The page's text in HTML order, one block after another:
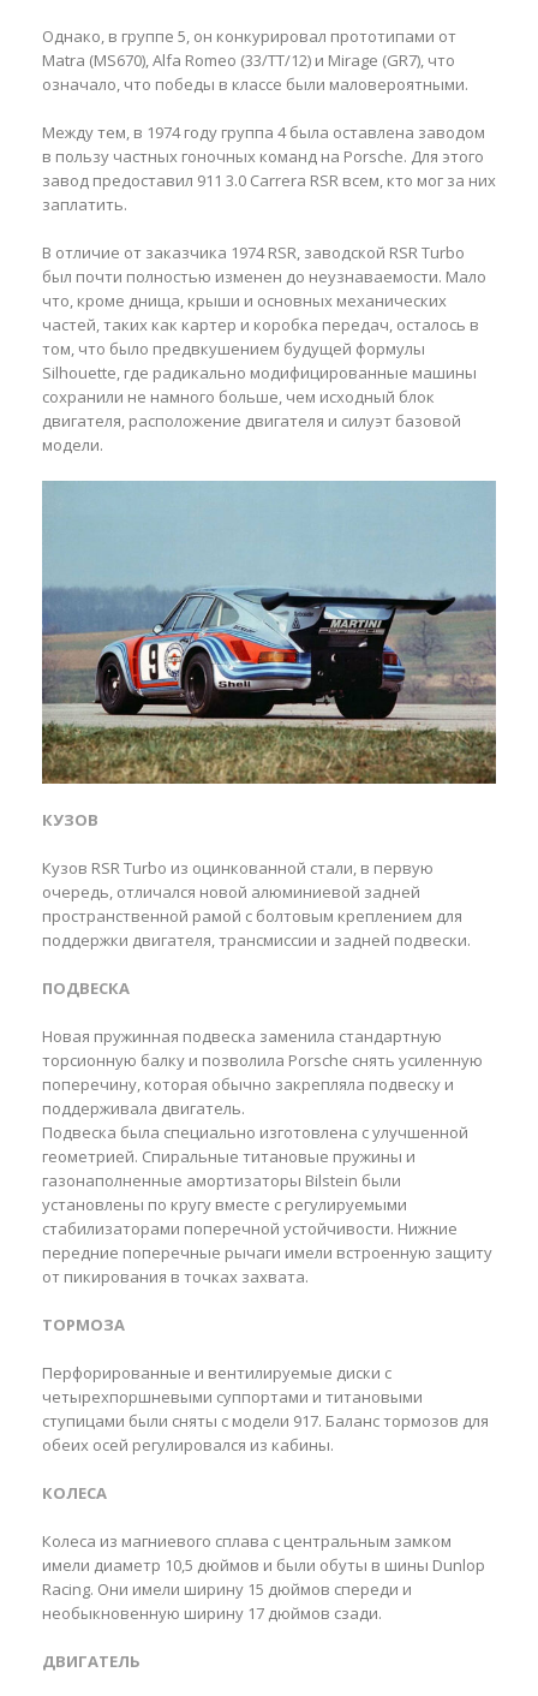
Однако, в группе 5, он конкурировал прототипами от
Matra (MS670), Alfa Romeo (33/TT/12) и Mirage (GR7), что
означало, что победы в классе были маловероятными.
Между тем, в 1974 году группа 4 была оставлена заводом
в пользу частных гоночных команд на Porsche. Для этого
завод предоставил 911 3.0 Carrera RSR всем, кто мог за них
заплатить.
В отличие от заказчика 1974 RSR, заводской RSR Turbo
был почти полностью изменен до неузнаваемости. Мало
что, кроме днища, крыши и основных механических
частей, таких как картер и коробка передач, осталось в
том, что было предвкушением будущей формулы
Silhouette, где радикально модифицированные машины
сохранили не намного больше, чем исходный блок
двигателя, расположение двигателя и силуэт базовой
модели.
КУЗОВ
Кузов RSR Turbo из оцинкованной стали, в первую
очередь, отличался новой алюминиевой задней
пространственной рамой с болтовым креплением для
поддержки двигателя, трансмиссии и задней подвески.
ПОДВЕСКА
Новая пружинная подвеска заменила стандартную
торсионную балку и позволила Porsche снять усиленную
поперечину, которая обычно закрепляла подвеску и
поддерживала двигатель.
Подвеска была специально изготовлена с улучшенной
геометрией. Спиральные титановые пружины и
газонаполненные амортизаторы Bilstein были
установлены по кругу вместе с регулируемыми
стабилизаторами поперечной устойчивости. Нижние
передние поперечные рычаги имели встроенную защиту
от пикирования в точках захвата.
ТОРМОЗА
Перфорированные и вентилируемые диски с
четырехпоршневыми суппортами и титановыми
ступицами были сняты с модели 917. Баланс тормозов для
обеих осей регулировался из кабины.
КОЛЕСА
Колеса из магниевого сплава с центральным замком
имели диаметр 10,5 дюймов и были обуты в шины Dunlop
Racing. Они имели ширину 15 дюймов спереди и
необыкновенную ширину 17 дюймов сзади.
ДВИГАТЕЛЬ